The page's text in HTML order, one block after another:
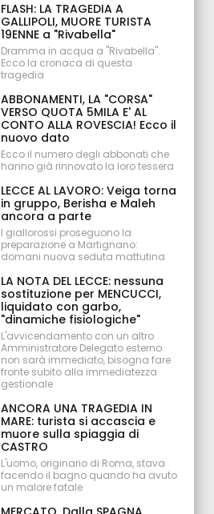
FLASH: LA TRAGEDIA A
GALLIPOLI, MUORE TURISTA
19ENNE a "Rivabella"
Dramma in acqua a "Rivabella".
Ecco la cronaca di questa
tragedia
ABBONAMENTI, LA "CORSA"
VERSO QUOTA 5MILA E' AL
CONTO ALLA ROVESCIA! Ecco il
nuovo dato
Ecco il numero degli abbonati che
hanno già rinnovato la loro tessera
LECCE AL LAVORO: Veiga torna
in gruppo, Berisha e Maleh
ancora a parte
I giallorossi proseguono la
preparazione a Martignano:
domani nuova seduta mattutina
LA NOTA DEL LECCE: nessuna
sostituzione per MENCUCCI,
liquidato con garbo,
"dinamiche fisiologiche"
L'avvicendamento con un altro
Amministratore Delegato esterno
non sarà immediato, bisogna fare
fronte subito alla immediatezza
gestionale
ANCORA UNA TRAGEDIA IN
MARE: turista si accascia e
muore sulla spiaggia di
CASTRO
L'uomo, originario di Roma, stava
facendo il bagno quando ha avuto
un malore fatale